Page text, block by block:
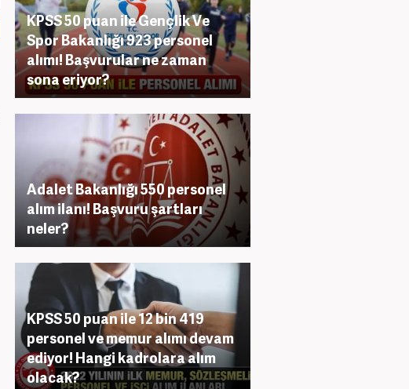
KPSS 50 puan ile Gençlik Ve
Spor Bakanlığı 923 personel
alımı! Başvurular ne zaman
sona eriyor?
Adalet Bakanlığı 550 personel
alım ilanı! Başvuru şartları
neler?
KPSS 50 puan ile 12 bin 419
personel ve memur alımı devam
ediyor! Hangi kadrolara alım
olacak?